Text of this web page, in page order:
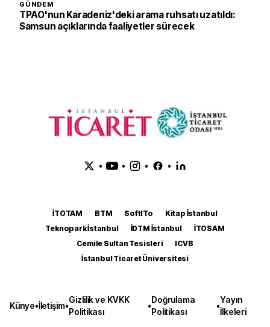
GÜNDEM
TPAO'nun Karadeniz'deki arama ruhsatı uzatıldı:
Samsun açıklarında faaliyetler sürecek
• • • •
İTOTAM BTM SoftITo
Kitap İstanbul
Teknopark İstanbul
İDTM İstanbul
İTOSAM
Cemile Sultan Tesisleri
ICVB
İstanbul Ticaret Üniversitesi
Künye•İletişim•
Gizlilik ve KVKK
Politikası
•
Doğrulama
Politikası
•
Yayın
İlkeleri